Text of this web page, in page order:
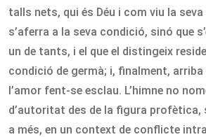
talls nets, qui és Déu i com viu la
s’aferra a la seva condició, sinó que
un de tants, i el que el distingeix
condició de germà; i, finalment, arriba
l’amor fent-se esclau. L’himne no
d’autoritat des de la figura profètica,
a més, en un context de conflicte